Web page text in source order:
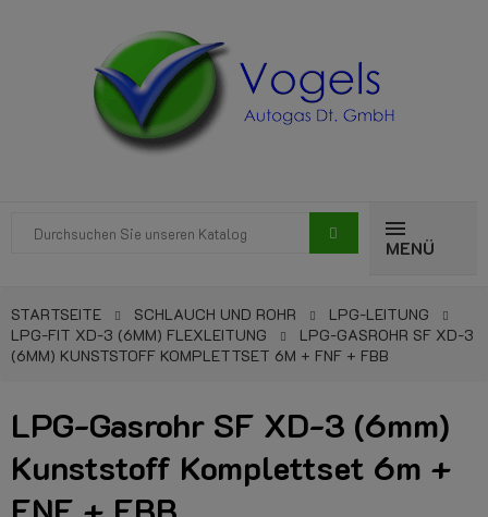
MENÜ
STARTSEITE SCHLAUCH UND ROHR
LPG-LEITUNG
LPG-FIT XD-3 (6MM) FLEXLEITUNG
LPG-GASROHR SF XD-3
(6MM) KUNSTSTOFF KOMPLETTSET 6M + FNF + FBB
LPG-Gasrohr SF XD-3 (6mm)
Kunststoff Komplettset 6m +